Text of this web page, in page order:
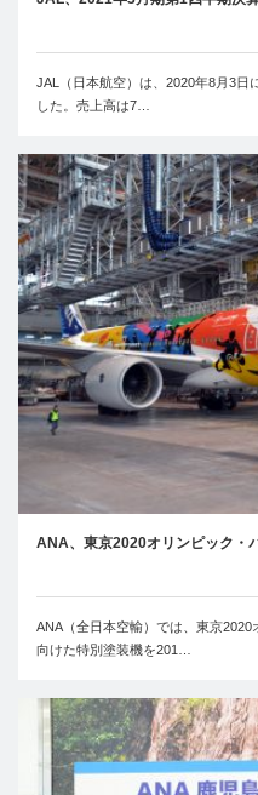
JAL（日本航空）は、2020年8月3日
した。売上高は7…
ANA、東京2020オリンピック・
ANA（全日本空輸）では、東京
向けた特別塗装機を201…